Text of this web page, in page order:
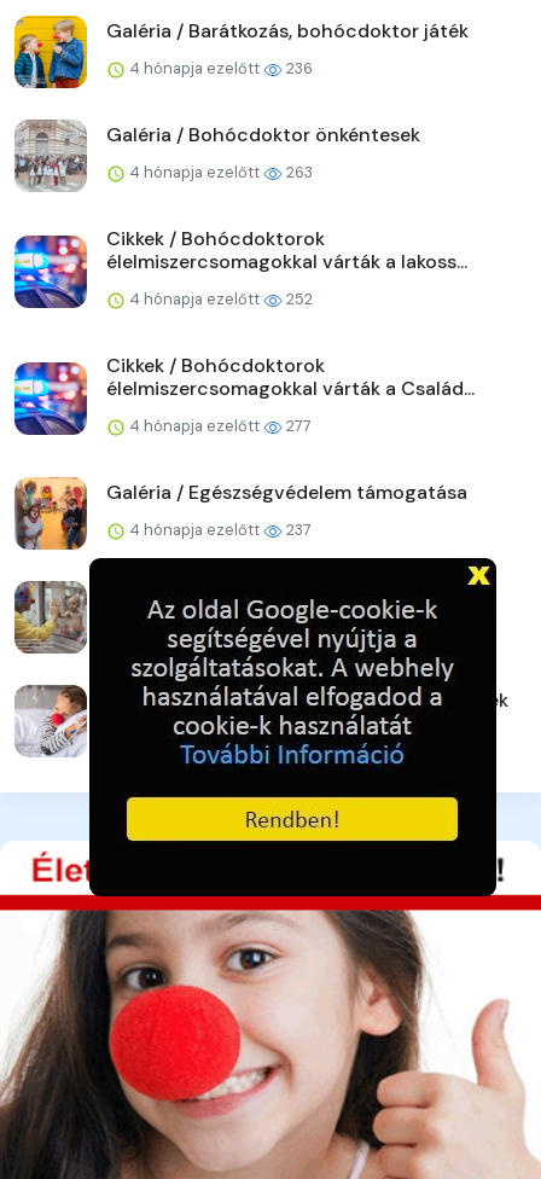
Galéria / Barátkozás, bohócdoktor játék
4 hónapja ezelőtt 236
Galéria / Bohócdoktor önkéntesek
4 hónapja ezelőtt 263
Cikkek / Bohócdoktorok
élelmiszercsomagokkal várták a lakoss...
4 hónapja ezelőtt 252
Cikkek / Bohócdoktorok
élelmiszercsomagokkal várták a Család...
4 hónapja ezelőtt 277
Galéria / Egészségvédelem támogatása
4 hónapja ezelőtt 237
Galéria / Mosoly, adó 1% támogatással
4 hónapja ezelőtt 230
Galéria / Bohócdoktorok, Adó 1% gyermekek
4 hónapja ezelőtt 254